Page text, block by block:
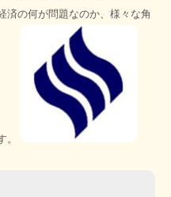
済の何が問題なのか、様々な角
。